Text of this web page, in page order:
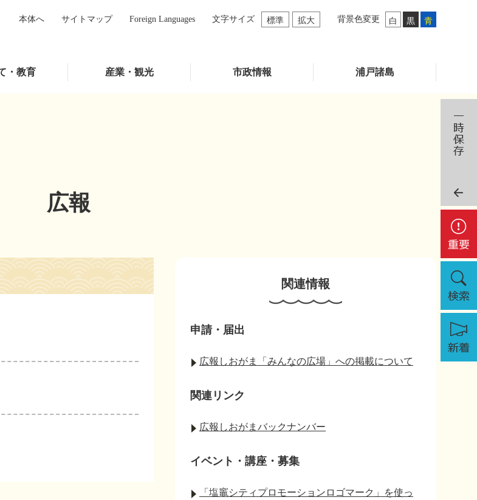
本体へ サイトマップ Foreign Languages 文字サイズ 標準 拡大 背景色変更 白 黒 青
・教育 産業・観光 市政情報 浦戸諸島
広報
関連情報
申請・届出
広報しおがま「みんなの広場」への掲載について
関連リンク
広報しおがまバックナンバー
イベント・講座・募集
「塩竈シティプロモーションロゴマーク」を使っ